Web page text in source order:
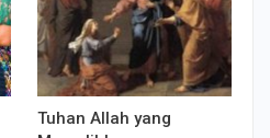
Tuhan Allah yang